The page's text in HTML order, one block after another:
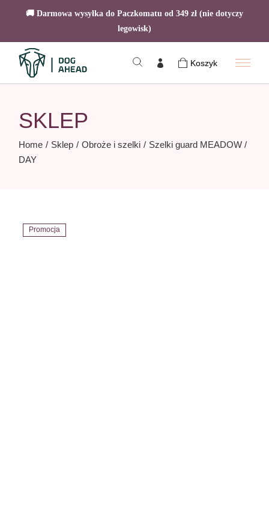
🚚 Darmowa wysyłka do Paczkomatu od 349 zł (nie dotyczy
legowisk)
content
Koszyk
SKLEP
Home Sklep Obroże i szelki
Szelki guard MEADOW /
DAY
Promocja